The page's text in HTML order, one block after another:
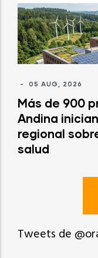
- 05 AUG, 2026
Más de 900
Andina
regional
salud
Tweets de